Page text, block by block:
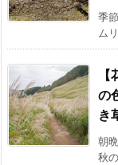
季
ム
の
き
朝
秋